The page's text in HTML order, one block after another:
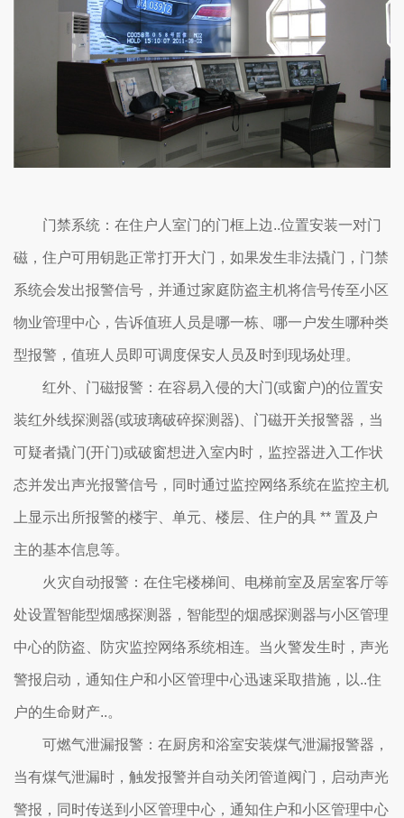
门禁系统：在住户人室门的门框上边..位置安装一对门
磁，住户可用钥匙正常打开大门，如果发生非法撬门，门禁
系统会发出报警信号，并通过家庭防盗主机将信号传至小区
物业管理中心，告诉值班人员是哪一栋、哪一户发生哪种类
型报警，值班人员即可调度保安人员及时到现场处理。
红外、门磁报警：在容易入侵的大门(或窗户)的位置安
装红外线探测器(或玻璃破碎探测器)、门磁开关报警器，当
可疑者撬门(开门)或破窗想进入室内时，监控器进入工作状
态并发出声光报警信号，同时通过监控网络系统在监控主机
上显示出所报警的楼宇、单元、楼层、住户的具 ** 置及户
主的基本信息等。
火灾自动报警：在住宅楼梯间、电梯前室及居室客厅等
处设置智能型烟感探测器，智能型的烟感探测器与小区管理
中心的防盗、防灾监控网络系统相连。当火警发生时，声光
警报启动，通知住户和小区管理中心迅速采取措施，以..住
户的生命财产..。
可燃气泄漏报警：在厨房和浴室安装煤气泄漏报警器，
当有煤气泄漏时，触发报警并自动关闭管道阀门，启动声光
警报，同时传送到小区管理中心，通知住户和小区管理中心